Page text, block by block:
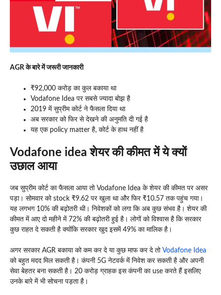
AGR के बारे में जरूरी जानकारी
₹92,000 करोड़ का कुल बकाया था
Vodafone Idea पर सबसे ज्यादा बोझ है
2019 में सुप्रीम कोर्ट ने फैसला दिया था
अब सरकार को फिर से देखने की अनुमति दी गई है
यह एक policy matter है, कोर्ट के हाथ नहीं है
Vodafone idea शेयर की कीमत में ये क्यों
उछाल आया
जब सुप्रीम कोर्ट का फैसला आया तो Vodafone Idea के शेयर की कीमत पर असर
पड़ा। सोमवार को stock ₹9.62 पर खुला था और फिर ₹10.57 तक पहुंच गया।
यह लगभग 10% की बढ़ोतरी थी। निवेशकों को लगा कि अब कुछ संभव है। शेयर की
कीमत में आए दो महीने में 72% की बढ़ोतरी हुई है। लोगों को विश्वास है कि सरकार
कुछ राहत दे सकती है क्योंकि सरकार खुद इसमें 49% का मालिक है।
अगर सरकार AGR बकाया को कम कर दे या कुछ माफ कर दे तो Vodafone Idea
को बहुत मदद मिल सकती है। कंपनी 5G नेटवर्क में निवेश कर सकती है और अपनी
सेवा बेहतर बना सकती है। 20 करोड़ ग्राहक इस कंपनी का use करते हैं इसलिए
उनके बारे में भी सोचना पड़ता है।